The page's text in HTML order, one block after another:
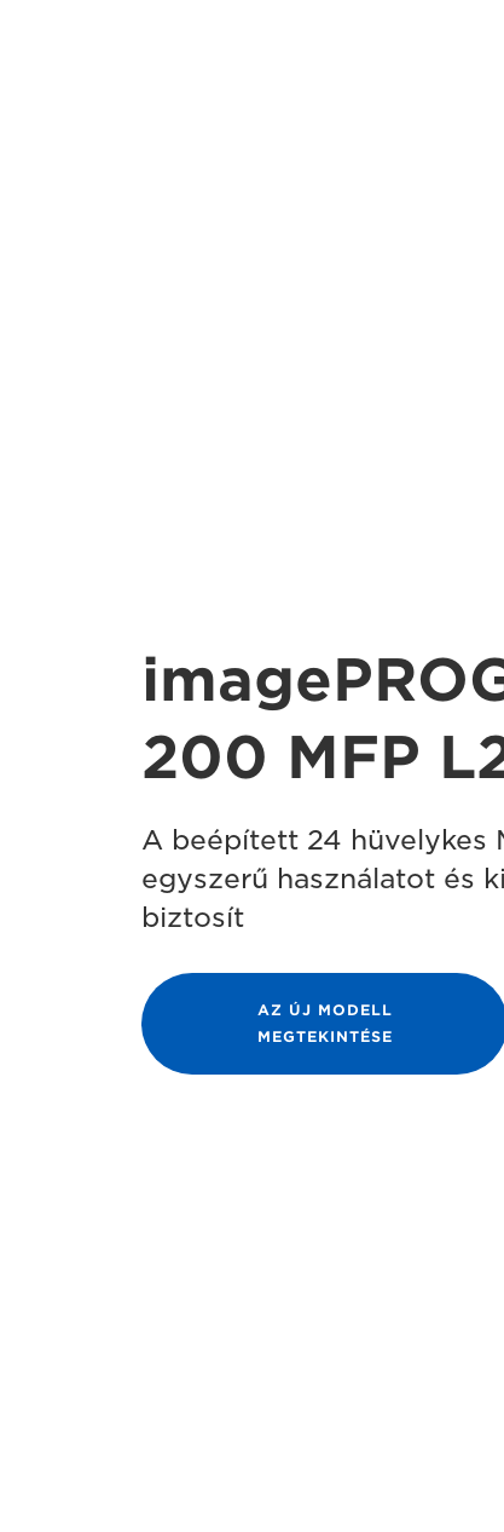
200 MFP
A beépített 24 hüvelykes
egyszerű használatot és
biztosít
AZ ÚJ MODELL
MEGTEKINTÉSE